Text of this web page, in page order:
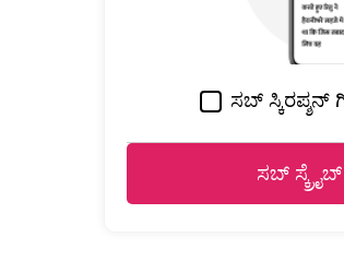
ಸಬ್ ಸ್ಕಿರಪ್ಶನ್
ಸಬ್